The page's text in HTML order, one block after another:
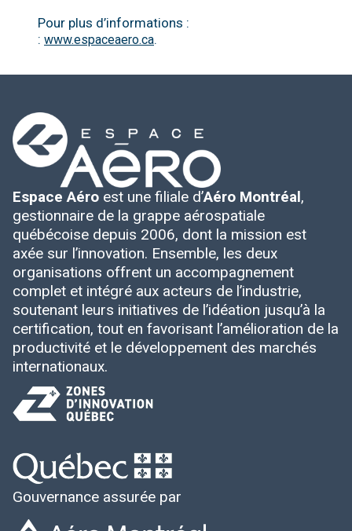
Pour plus d’informations :
: www.espaceaero.ca.
Espace Aéro est une filiale d’Aéro Montréal,
gestionnaire de la grappe aérospatiale
québécoise depuis 2006, dont la mission est
axée sur l’innovation. Ensemble, les deux
organisations offrent un accompagnement
complet et intégré aux acteurs de l’industrie,
soutenant leurs initiatives de l’idéation jusqu’à la
certification, tout en favorisant l’amélioration de la
productivité et le développement des marchés
internationaux.
Gouvernance assurée par